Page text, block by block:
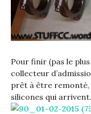
Pour finir (pas le
collecteur
prêt à être remonté,
silicones qui arrivent.